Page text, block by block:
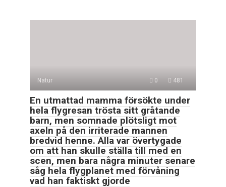
Natur 0 481
En utmattad mamma försökte under
hela flygresan trösta sitt gråtande
barn, men somnade plötsligt mot
axeln på den irriterade mannen
bredvid henne. Alla var övertygade
om att han skulle ställa till med en
scen, men bara några minuter senare
såg hela flygplanet med förvåning
vad han faktiskt gjorde